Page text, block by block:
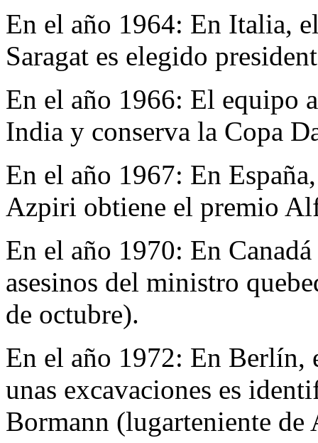
En el año 1964: En Italia,
Saragat es elegido
En el año 1966: El equipo
India y conserva la Copa
En el año 1967: En
Azpiri obtiene el premio
En el año 1970: En
asesinos del ministro
de octubre).
En el año 1972: En Berlín,
unas excavaciones es
Bormann (lugarteniente